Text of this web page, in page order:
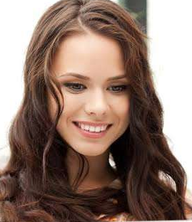
công bố quy định mới có hiệu lực từ 1/
trên 10.000 USD chuyển sang nhà
của Bitcoin khai thác thành công 2
các block kéo dài nhiều giờ.
trường đang trong giai đoạn tích lũy
FOMO, tập trung quản trị rủi ro và
kể từ tháng 4 với 1 tỷ USD) trước
đủ tại dòng thời gian của Vlike.vn!
#bip110fork #brazilcryptoregulation